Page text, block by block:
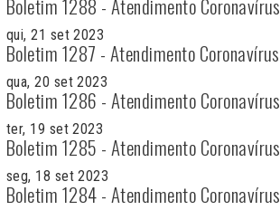
Boletim 1288 - Atendimento Coronavírus
qui, 21 set 2023
Boletim 1287 - Atendimento Coronavírus
qua, 20 set 2023
Boletim 1286 - Atendimento Coronavírus
ter, 19 set 2023
Boletim 1285 - Atendimento Coronavírus
seg, 18 set 2023
Boletim 1284 - Atendimento Coronavírus